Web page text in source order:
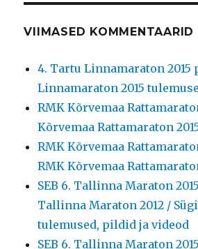
VIIMASED KOMMENTAARID
4. Tartu Linnamaraton 2015
Linnamaraton 2015
RMK Kõrvemaa
Kõrvemaa Rattamaraton
RMK Kõrvemaa
RMK Kõrvemaa
SEB 6. Tallinna Maraton
Tallinna Maraton 2012 /
tulemused, pildid ja videod
SEB 6. Tallinna Maraton